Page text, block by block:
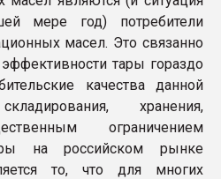
мере год) потребители
масел. Это связанно
тары гораздо
качества данной
хранения,
ограничением
на российском рынке
то, что для многих